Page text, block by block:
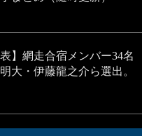
表】網走合宿メンバー34名
大・伊藤龍之介ら選出。